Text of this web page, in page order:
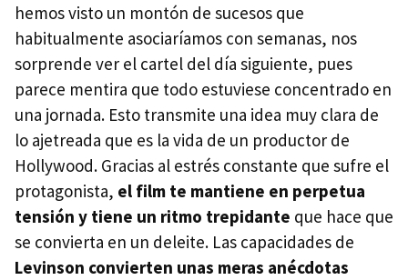
hemos visto un montón de sucesos que
habitualmente asociaríamos con semanas, nos
sorprende ver el cartel del día siguiente, pues
parece mentira que todo estuviese concentrado en
una jornada. Esto transmite una idea muy clara de
lo ajetreada que es la vida de un productor de
Hollywood. Gracias al estrés constante que sufre el
protagonista, el film te mantiene en perpetua
tensión y tiene un ritmo trepidante que hace que
se convierta en un deleite. Las capacidades de
Levinson convierten unas meras anécdotas